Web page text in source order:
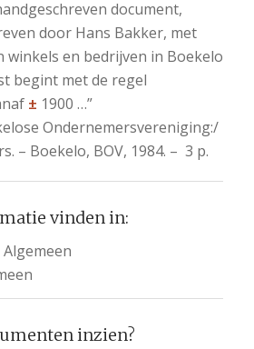
document,
door Hans Bakker, met
winkels en bedrijven in Boekelo
begint met de regel
± 1900 …”
Ondernemersvereniging:/
– Boekelo, BOV, 1984. – 3 p.
vinden in:
inzien?